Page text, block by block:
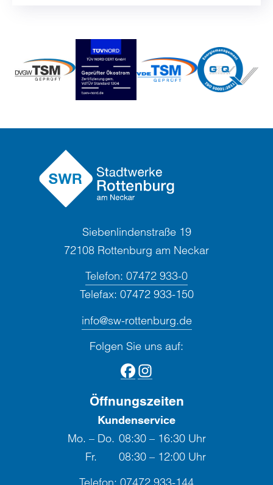
Siebenlindenstraße 19
72108 Rottenburg am Neckar
Telefon: 07472 933-0
Telefax: 07472 933-150
info@sw-rottenburg.de
Folgen Sie uns auf:
Öffnungszeiten
Kundenservice
Mo. – Do. 08:30 – 16:30 Uhr
Fr.
08:30 – 12:00 Uhr